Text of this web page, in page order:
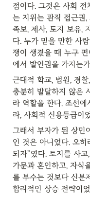
점이다. 그것은 사회
는 지위는 관직 접근권
족보, 제사, 토지 보유,
다. 누가 믿을 만한 사
쟁이 생겼을 때 누구
에서 발언권을 가지는
근대적 학교, 법원, 경
충분히 발달하지 않은
라 역할을 한다. 조선
라, 사회적 신용등급이
그래서 부자가 된 상민
인 것은 아니었다. 오
되자”였다. 토지를 사
가문과 혼인하고, 자식
를 부수는 것보다 신분
합리적인 상승 전략이